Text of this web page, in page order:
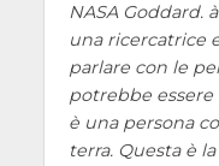
NASA Goddard.
una ricercatrice
parlare con le
potrebbe essere
è una persona
terra. Questa è